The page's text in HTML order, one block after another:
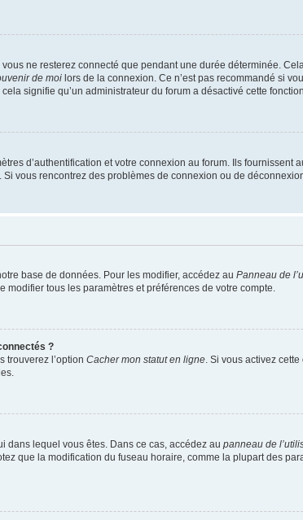
ne resterez connecté que pendant une durée déterminée.
de moi lors de la connexion. Ce n’est pas recommandé si
signifie qu’un administrateur du forum a désactivé cette
d’authentification et votre connexion au forum. Ils
vous rencontrez des problèmes de connexion ou de
base de données. Pour les modifier, accédez au Panneau de
tous les paramètres et préférences de votre compte.
?
trouverez l’option Cacher mon statut en ligne . Si vous activez
dans lequel vous êtes. Dans ce cas, accédez au panneau de
que la modification du fuseau horaire, comme la plupart des